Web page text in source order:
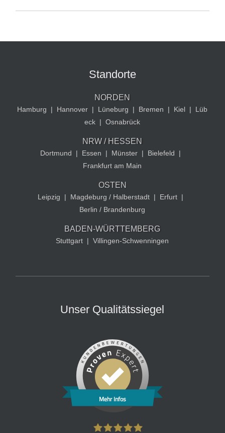
Standorte
NORDEN
Hamburg | Hannover | Lüneburg | Bremen | Kiel |
Lüb
eck | Osnabrück
NRW / HESSEN
Dortmund | Essen | Münster | Bielefeld
|
Frankfurt am Main
OSTEN
Leipzig | Magdeburg / Halberstadt | Erfurt |
Berlin / Brandenburg
BADEN-WÜRTTEMBERG
Stuttgart | Villingen-Schwenningen
Unser Qualitätssiegel
Mehr Infos